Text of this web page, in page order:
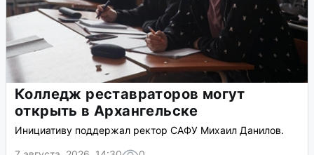
Колледж реставраторов могут
открыть в Архангельске
Инициативу поддержал ректор САФУ Михаил Данилов.